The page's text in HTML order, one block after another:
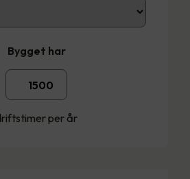
Bygget har
per år